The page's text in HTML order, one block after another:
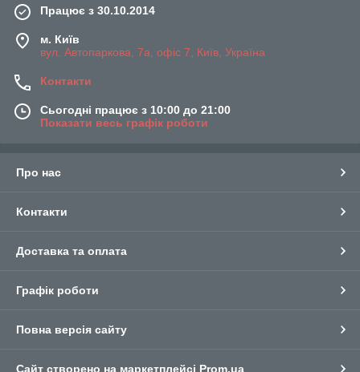
Працює з 30.10.2014
м. Київ
вул. Автопаркова, 7а, офіс 7, Київ, Україна
Контакти
Сьогодні працює з 10:00 до 21:00
Показати весь графік роботи
Про нас
Контакти
Доставка та оплата
Графік роботи
Повна версія сайту
Сайт створено на маркетплейсі Prom.ua